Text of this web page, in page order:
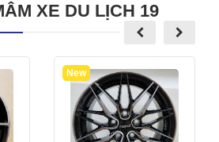
XE DU LỊCH 19
New